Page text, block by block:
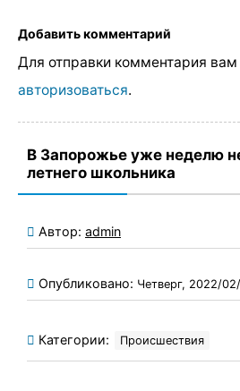
Добавить комментарий
Для отправки комментария
авторизоваться.
В Запорожье уже неделю
летнего школьника
Автор: admin
Опубликовано: Четверг, 2022/
Категории: Происшествия